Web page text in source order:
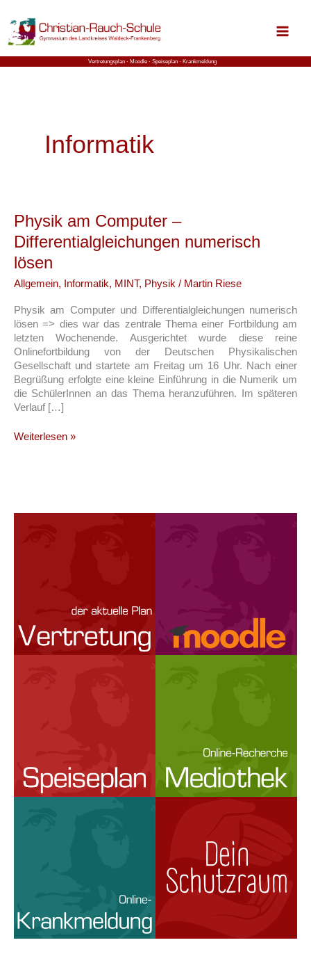
Inhalt
springen
Vertretungsplan ⋅ Moodle ⋅ Speiseplan ⋅ Krankmeldung
Informatik
Physik am Computer –
Differentialgleichungen numerisch
lösen
Allgemein, Informatik, MINT, Physik / Martin Riese
Physik am Computer und Differentialgleichungen numerisch
lösen => dies war das zentrale Thema einer Fortbildung am
letzten Wochenende. Ausgerichtet wurde diese reine
Onlinefortbildung von der Deutschen Physikalischen
Gesellschaft und startete am Freitag um 16 Uhr. Nach einer
Begrüßung erfolgte eine kleine Einführung in die Numerik um
die SchülerInnen an das Thema heranzuführen. Im späteren
Verlauf […]
Physik
Weiterlesen »